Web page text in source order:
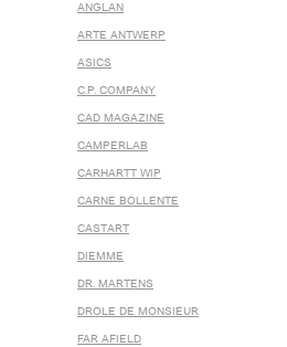
ANGLAN
ARTE ANTWERP
ASICS
C.P. COMPANY
CAD MAGAZINE
CAMPERLAB
CARHARTT WIP
CARNE BOLLENTE
CASTART
DIEMME
DR. MARTENS
DROLE DE MONSIEUR
FAR AFIELD